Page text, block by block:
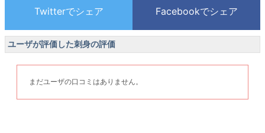
ユーザが評価した刺身の評価
まだユーザの口コミはありません。